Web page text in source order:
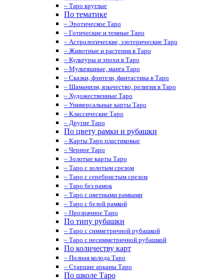
– Таро круглые
По тематике
– Эротическое Таро
– Готические и темные Таро
– Астрологические, эзотерические Таро
– Животные и растения в Таро
– Культуры и эпохи в Таро
– Мультяшные, манга Таро
– Сказки, фэнтези, фантастика в Таро
– Шаманизм, язычество, религия в Таро
– Художественные Таро
– Универсальные карты Таро
– Классические Таро
– Другие Таро
По цвету рамки и рубашки
– Карты Таро пластиковые
– Черное Таро
– Золотые карты Таро
– Таро с золотым срезом
– Таро с серебристым срезом
– Таро без рамок
– Таро с цветными рамками
– Таро с белой рамкой
– Прозрачное Таро
По типу рубашки
– Таро с симметричной рубашкой
– Таро с несимметричной рубашкой
По количеству карт
– Полная колода Таро
– Старшие арканы Таро
По школе Таро